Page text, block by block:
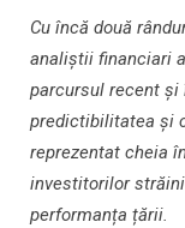
Cu încă două
analiștii financiari
parcursul recent și
predictibilitatea și
reprezentat cheia
investitorilor
performanța țării.